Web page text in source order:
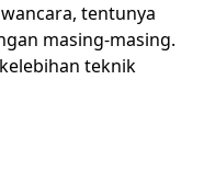
tentunya
masing-masing.
teknik